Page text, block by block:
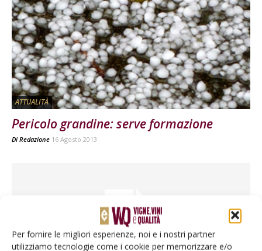
Per fornire le migliori esperienze, noi e i nostri partner
utilizziamo tecnologie come i cookie per memorizzare e/o
ATTUALITÀ
Pericolo grandine: serve formazione
Di Redazione 16 Agosto 2013